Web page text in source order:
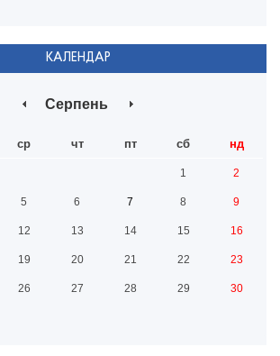
КАЛЕНДАР
Серпень
ср чт пт сб нд
1 2
5 6 7 8 9
12 13 14 15 16
19 20 21 22 23
26 27 28 29 30